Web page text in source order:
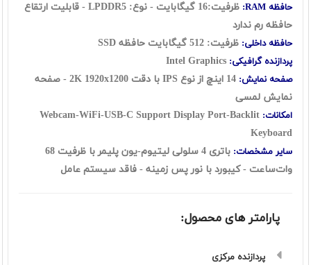
حافظه RAM:
ظرفیت:16 گیگابایت - نوع: LPDDR5 - قابلیت ارتقاع
حافظه رم ندارد
حافظه داخلی: ظرفیت: 512 گیگابایت حافظه SSD
پردازنده گرافیکی:
صفحه نمایش:
14 اینچ از نوع IPS با دقت 2K 1920x1200 - صفحه
نمایش لمسی
امکانات: Webcam-WiFi-USB-C Support Display Port-Backlit
Keyboard
سایر مشخصات:
باتری 4 سلولی لیتیوم-یون پلیمر با ظرفیت 68
وات‌ساعت - کیبورد با نور پس زمینه - فاقد سیستم عامل
پارامتر های محصول:
پردازنده مرکزی